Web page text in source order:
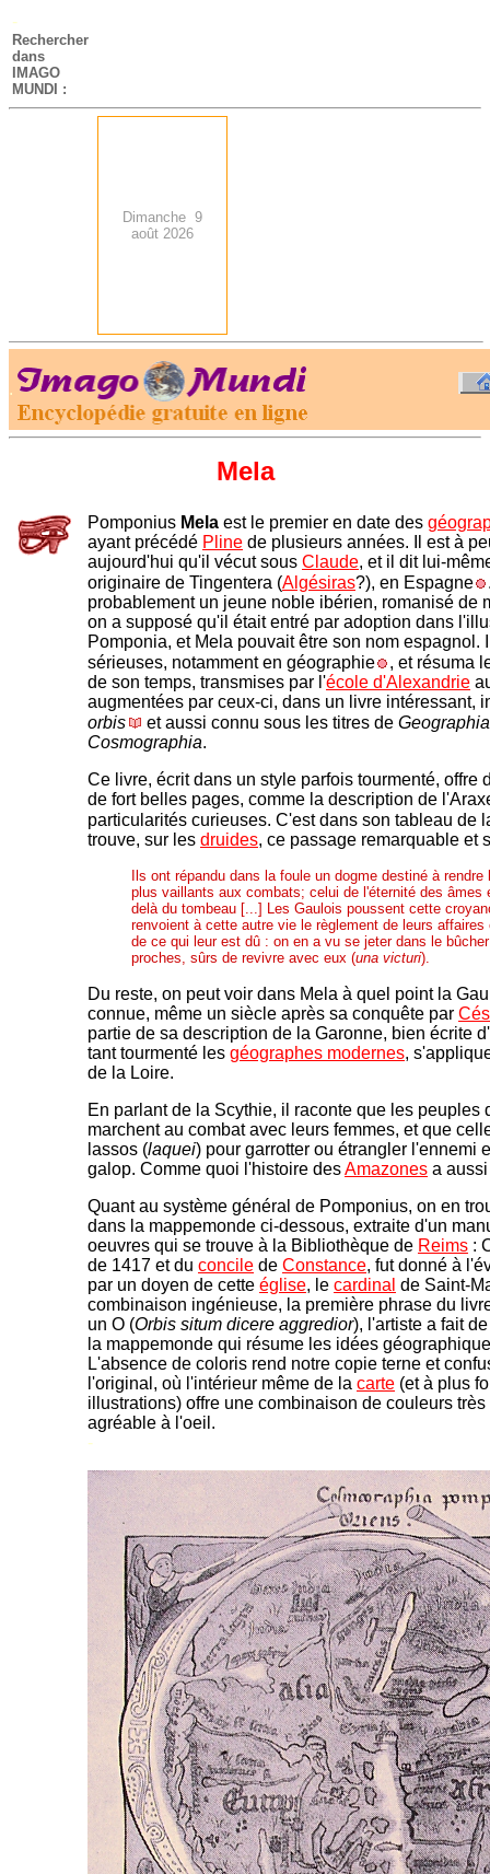
-
Rechercher
dans
IMAGO
MUNDI :
Dimanche 9
août 2026
.
Mela
Pomponius Mela est le premier en date des
ayant précédé Pline de plusieurs années. Il est à
aujourd'hui qu'il vécut sous Claude, et il dit lui-
originaire de Tingentera (Algésiras?), en Espagne
probablement un jeune noble ibérien, romanisé de
on a supposé qu'il était entré par adoption dans
Pomponia, et Mela pouvait être son nom espagnol.
sérieuses, notamment en géographie
, et résuma
de son temps, transmises par l'école d'Alexandrie
augmentées par ceux-ci, dans un livre intéressant,
orbis
et aussi connu sous les titres de Geographia
Cosmographia.
Ce livre, écrit dans un style parfois tourmenté, offre
de fort belles pages, comme la description de
particularités curieuses. C'est dans son tableau de
trouve, sur les druides, ce passage remarquable et
Ils ont répandu dans la foule un dogme destiné à
plus vaillants aux combats; celui de l'éternité des âmes
delà du tombeau [...] Les Gaulois poussent cette
renvoient à cette autre vie le règlement de leurs affaires
de ce qui leur est dû : on en a vu se jeter dans le
proches, sûrs de revivre avec eux (una victuri).
Du reste, on peut voir dans Mela à quel point la
connue, même un siècle après sa conquête par
partie de sa description de la Garonne, bien écrite
tant tourmenté les géographes modernes,
de la Loire.
En parlant de la Scythie, il raconte que les peuples
marchent au combat avec leurs femmes, et que
lassos (laquei) pour garrotter ou étrangler l'ennemi
galop. Comme quoi l'histoire desAmazones a
Quant au système général de Pomponius, on en
dans la mappemonde ci-dessous, extraite d'un
oeuvres qui se trouve à la Bibliothèque de Reims :
de 1417 et du concile de Constance, fut donné à
par un doyen de cette église, le cardinal de Saint-
combinaison ingénieuse, la première phrase du
un O (Orbis situm dicere aggredior), l'artiste a fait
la mappemonde qui résume les idées
L'absence de coloris rend notre copie terne et
l'original, où l'intérieur même de la carte (et à plus
illustrations) offre une combinaison de couleurs très
agréable à l'oeil.
-